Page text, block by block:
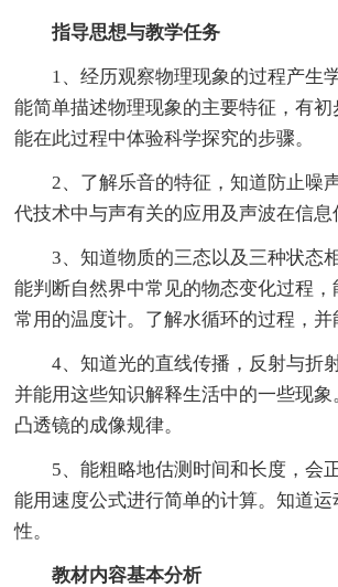
指导思想与教学任务
1、经历观察物理现象的过程产生学
能简单描述物理现象的主要特征，有初
能在此过程中体验科学探究的步骤。
2、了解乐音的特征，知道防止噪
代技术中与声有关的应用及声波在信息
3、知道物质的三态以及三种状态相
能判断自然界中常见的物态变化过程
常用的温度计。了解水循环的过程，并
4、知道光的直线传播，反射与折射
并能用这些知识解释生活中的一些现象
凸透镜的成像规律。
5、能粗略地估测时间和长度，会正
能用速度公式进行简单的计算。知道
性。
教材内容基本分析